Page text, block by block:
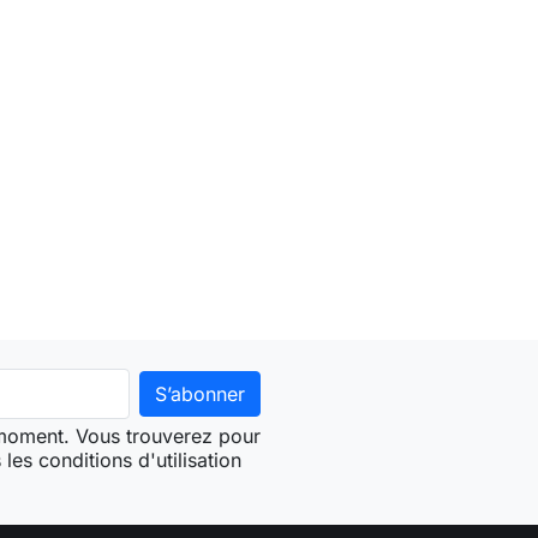
au panier
Vous trouverez pour
conditions d'utilisation